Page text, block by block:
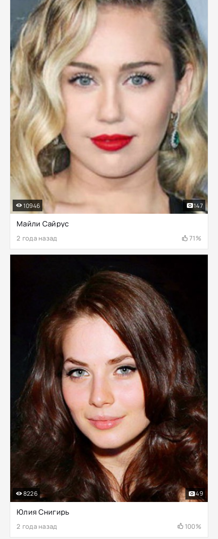
Майли Сайрус
2 года назад 71%
10946 147
Юлия Снигирь
2 года назад 100%
8226 49